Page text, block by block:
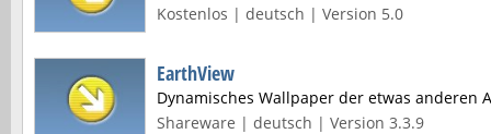
Kostenlos | deutsch | Version 5.0
EarthView
Dynamisches Wallpaper der etwas anderen
Shareware | deutsch | Version 3.3.9